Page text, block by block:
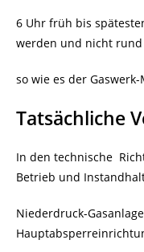
6 Uhr früh bis
werden und nicht
so wie es der
Tatsächliche
In den technische
Betrieb und
Niederdruck-